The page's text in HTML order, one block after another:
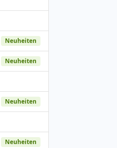
Neuheiten
Neuheiten
Neuheiten
Neuheiten